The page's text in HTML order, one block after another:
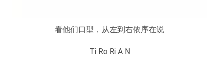
看他们口型，从左到右依序在说
Ti Ro Ri A N